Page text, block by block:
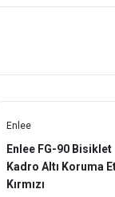
Enlee
Enlee FG-90 Bisiklet
Kadro Altı Koruma
Kırmızı